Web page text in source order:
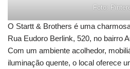
Foto:
O Startt & Brothers é uma
Rua Eudoro Berlink, 520, no bairro
Com um ambiente acolhedor,
iluminação quente, o local oferece